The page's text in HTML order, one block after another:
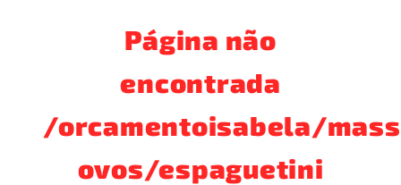
Página não
encontrada
/orcamentoisabela/
ovos/espaguetini